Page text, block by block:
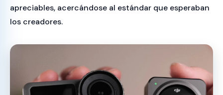
apreciables, acercándose al estándar que esperaban
los creadores.